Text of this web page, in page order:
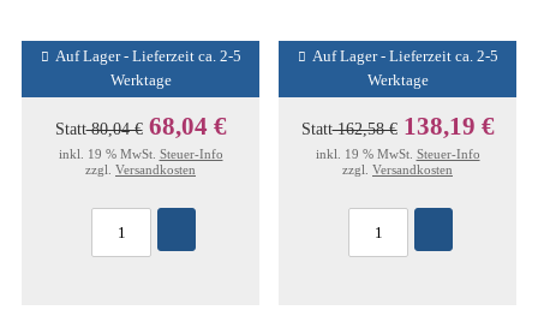
Auf Lager - Lieferzeit ca. 2-5
Werktage
Statt80,04 € 68,04 €
inkl. 19 % MwSt. Steuer-Info
zzgl. Versandkosten
Auf Lager - Lieferzeit ca. 2-5
Werktage
Statt162,58 € 138,19 €
inkl. 19 % MwSt. Steuer-Info
zzgl. Versandkosten